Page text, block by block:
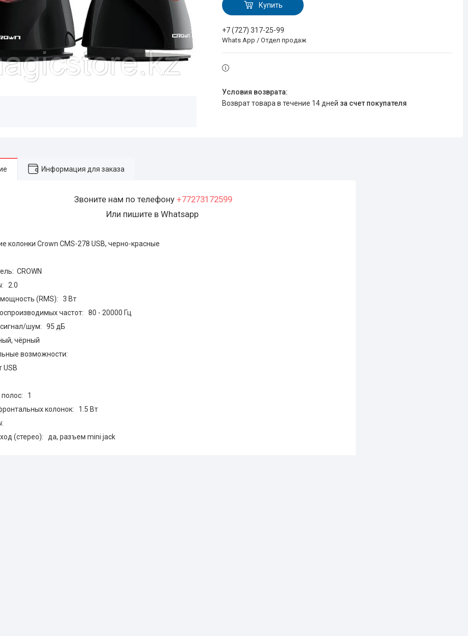
Купить
+7 (727) 317-25-99
Whats App / Отдел продаж
возврат товара в течение 14 дней за счет покупателя
Информация для заказа
Звоните нам по телефону +77273172599
Или пишите в Whatsapp
колонки Crown CMS-278 USB, черно-красные
CROWN
2.0
(RMS): 3 Вт
частот: 80 - 20000 Гц
шум: 95 дБ
чёрный
возможности:
USB
полос: 1
колонок: 1.5 Вт
(стерео): да, разъем mini jack